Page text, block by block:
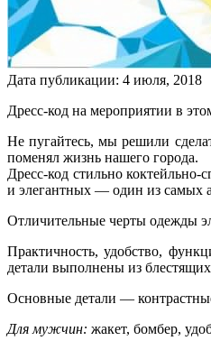
Дата публикации: 4 июля, 2018
Дресс-код на мероприятии в
Не пугайтесь, мы решили
поменял жизнь нашего города.
Дресс-код cтильно
и элегантных — один из самых
Отличительные черты одежды
Практичность, удобство,
детали выполнены из
Основные детали —
Для мужчин: жакет, бомбер,